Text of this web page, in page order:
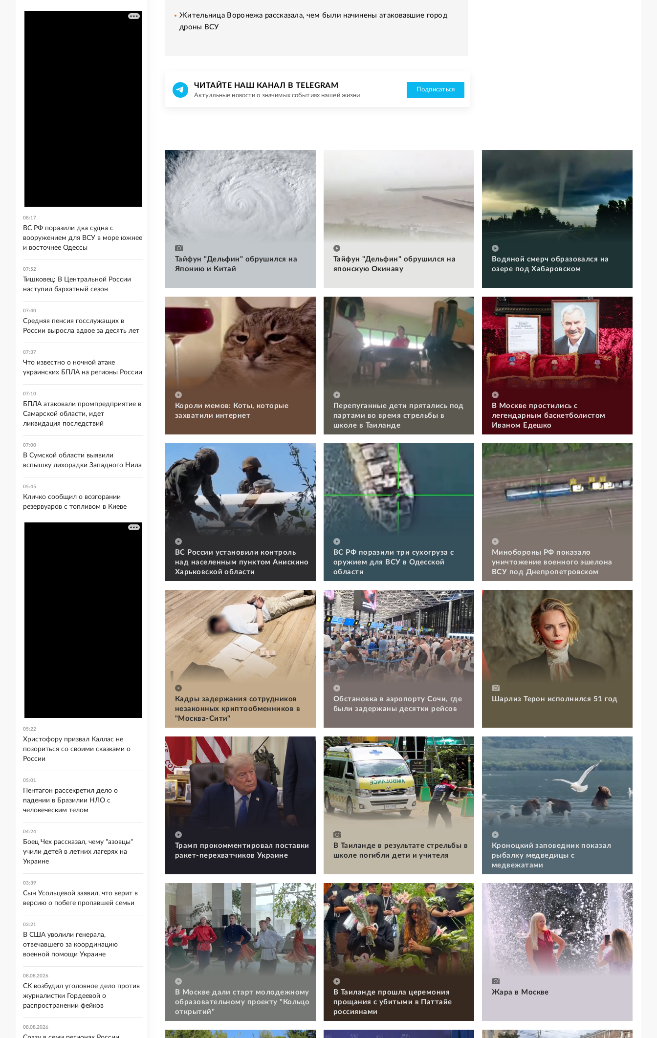
Жительница Воронежа рассказала, чем были начинены атаковавшие город
дроны ВСУ
ЧИТАЙТЕ НАШ КАНАЛ В TELEGRAM
Актуальные новости о значимых событиях нашей жизни
Подписаться
Тайфун "Дельфин" обрушился на
Японию и Китай
Тайфун "Дельфин" обрушился на
японскую Окинаву
Водяной смерч образовался на
озере под Хабаровском
Короли мемов: Коты, которые
захватили интернет
Перепуганные дети прятались под
партами во время стрельбы в
школе в Таиланде
В Москве простились с
легендарным баскетболистом
Иваном Едешко
ВС России установили контроль
над населенным пунктом Анискино
Харьковской области
ВС РФ поразили три сухогруза с
оружием для ВСУ в Одесской
области
Минобороны РФ показало
уничтожение военного эшелона
ВСУ под Днепропетровском
Кадры задержания сотрудников
незаконных криптообменников в
"Москва-Сити"
Обстановка в аэропорту Сочи, где
были задержаны десятки рейсов
Шарлиз Терон исполнился 51 год
Трамп прокомментировал поставки
ракет-перехватчиков Украине
В Таиланде в результате стрельбы в
школе погибли дети и учителя
Кроноцкий заповедник показал
рыбалку медведицы с
медвежатами
В Москве дали старт молодежному
образовательному проекту "Кольцо
открытий"
В Таиланде прошла церемония
прощания с убитыми в Паттайе
россиянами
Жара в Москве
08:17
ВС РФ поразили два судна с
вооружением для ВСУ в море южнее
и восточнее Одессы
07:52
Тишковец: В Центральной России
наступил бархатный сезон
07:40
Средняя пенсия госслужащих в
России выросла вдвое за десять лет
07:37
Что известно о ночной атаке
украинских БПЛА на регионы России
07:10
БПЛА атаковали промпредприятие в
Самарской области, идет
ликвидация последствий
07:00
В Сумской области выявили
вспышку лихорадки Западного Нила
05:45
Кличко сообщил о возгорании
резервуаров с топливом в Киеве
05:22
Христофору призвал Каллас не
позориться со своими сказками о
России
05:01
Пентагон рассекретил дело о
падении в Бразилии НЛО с
человеческим телом
04:24
Боец Чех рассказал, чему "азовцы"
учили детей в летних лагерях на
Украине
03:39
Сын Усольцевой заявил, что верит в
версию о побеге пропавшей семьи
03:21
В США уволили генерала,
отвечавшего за координацию
военной помощи Украине
08.08.2026
СК возбудил уголовное дело против
журналистки Гордеевой о
распространении фейков
08.08.2026